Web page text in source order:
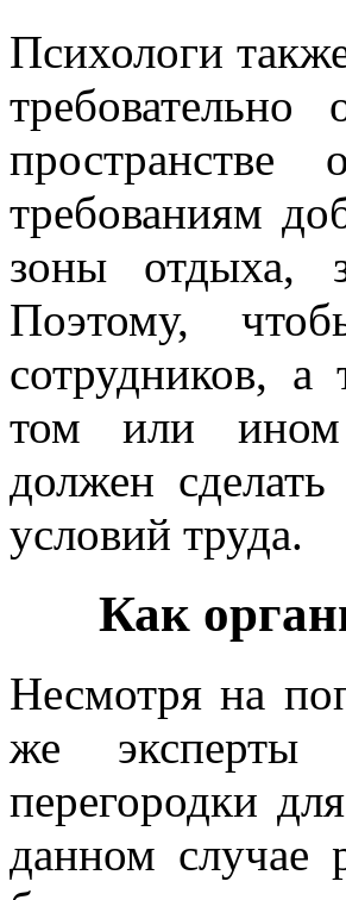
Психологи
требованиям
зоны отдыха,
Поэтому,
сотрудников, а
том или ином
должен
условий труда.
Как
Несмотря на
же эксперты
перегородки
данном случае